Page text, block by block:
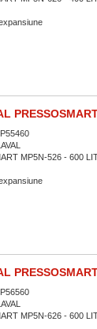
MP5N-526 - 600
MP5N-626 - 600